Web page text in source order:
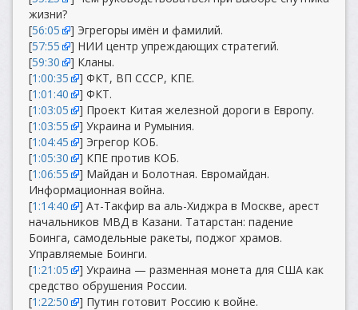
жизни?
[56:05
] Эгрегоры имён и фамилий.
[57:55
] НИИ центр упреждающих стратегий.
[59:30
] Кланы.
[1:00:35
] ФКТ, ВП СССР, КПЕ.
[1:01:40
] ФКТ.
[1:03:05
] Проект Китая железной дороги в Европу.
[1:03:55
] Украина и Румыния.
[1:04:45
] Эгрегор КОБ.
[1:05:30
] КПЕ против КОБ.
[1:06:55
] Майдан и Болотная. Евромайдан.
Информационная война.
[1:14:40
] Ат-Такфир ва аль-Хиджра в Москве, арест
начальников МВД в Казани. Татарстан: падение
Боинга, самодельные ракеты, поджог храмов.
Управляемые Боинги.
[1:21:05
] Украина — разменная монета для США как
средство обрушения России.
[1:22:50 ] Путин готовит Россию к войне.